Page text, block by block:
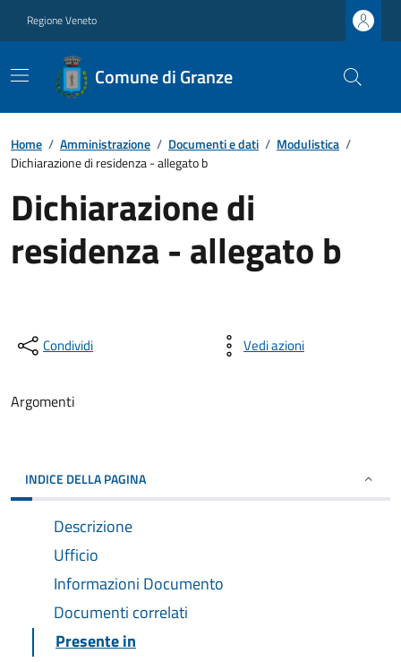
Regione Veneto
Comune di Granze
Home / Amministrazione / Documenti e dati / Modulistica /
Dichiarazione di residenza - allegato b
Dichiarazione di
residenza - allegato b
Condividi Vedi azioni
Argomenti
INDICE DELLA PAGINA
Descrizione
Ufficio
Informazioni Documento
Documenti correlati
Presente in